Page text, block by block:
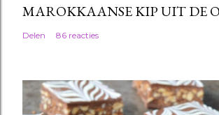
MAROKKAANSE KIP UIT DE
Delen 86 reacties